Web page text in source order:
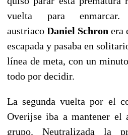
vuelta para
austriaco Daniel Schron era
escapada y pasaba en
línea de meta, con un
todo por decidir.
La segunda vuelta por el
Overijse iba a mantener el
grupo. Neutralizada la